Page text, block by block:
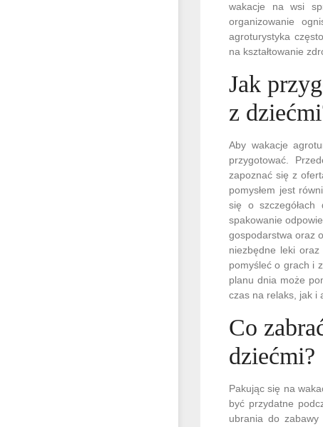
wakacje na wsi
organizowanie
agroturystyka
na kształtowanie
Jak
z
Aby wakacje
przygotować.
zapoznać się z
pomysłem jest
się o szczegółach
spakowanie
gospodarstwa oraz
niezbędne leki
pomyśleć o grach i
planu dnia może
czas na relaks, jak i
Co
dziećmi?
Pakując się na
być przydatne
ubrania do zabawy